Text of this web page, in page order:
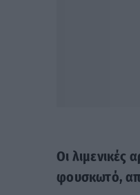
Οι λιμενικές
φουσκωτό,